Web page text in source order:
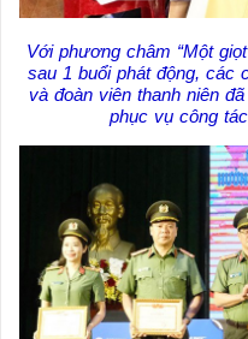
Với phương châm “Một
sau 1 buổi phát động, các
và đoàn viên thanh niên
phục vụ công